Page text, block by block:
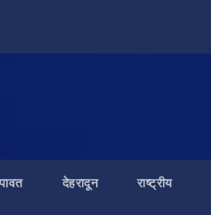
देहरादून राष्ट्रीय